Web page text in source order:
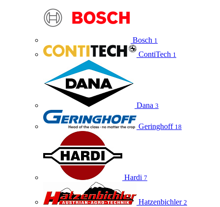
Bosch 1
ContiTech 1
Dana 3
Geringhoff 18
Hardi 7
Hatzenbichler 2